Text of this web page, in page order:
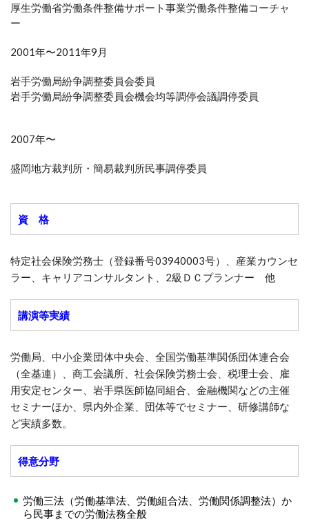
厚生労働省労働条件整備サポート事業労働条件整備コーチャ
ー
2001年〜2011年9月
岩手労働局紛争調整委員会委員
岩手労働局紛争調整委員会機会均等調停会議調停委員
2007年〜
盛岡地方裁判所・簡易裁判所民事調停委員
資 格
特定社会保険労務士（登録番号03940003号）、産業カウンセ
ラー、キャリアコンサルタント、2級ＤＣプランナー 他
講演等実績
労働局、中小企業団体中央会、全国労働基準関係団体連合会
（全基連）、商工会議所、社会保険労務士会、税理士会、雇
用安定センター、岩手県医師協同組合、金融機関などの主催
セミナーほか、県内外企業、団体等でセミナー、研修講師な
ど実績多数。
得意分野
労働三法（労働基準法、労働組合法、労働関係調整法）か
ら民事までの労働法務全般